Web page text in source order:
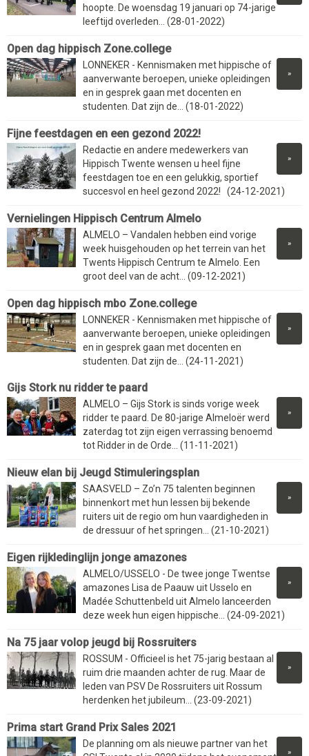
hoopte. De woensdag 19 januari op 74-jarige
leeftijd overleden... (28-01-2022)
Open dag hippisch Zone.college
»
LONNEKER - Kennismaken met hippische of
aanverwante beroepen, unieke opleidingen
en in gesprek gaan met docenten en
studenten. Dat zijn de... (18-01-2022)
Fijne feestdagen en een gezond 2022!
»
Redactie en andere medewerkers van
Hippisch Twente wensen u heel fijne
feestdagen toe en een gelukkig, sportief
succesvol en heel gezond 2022! (24-12-2021)
Vernielingen Hippisch Centrum Almelo
»
ALMELO – Vandalen hebben eind vorige
week huisgehouden op het terrein van het
Twents Hippisch Centrum te Almelo. Een
groot deel van de acht... (09-12-2021)
Open dag hippisch mbo Zone.college
»
LONNEKER - Kennismaken met hippische of
aanverwante beroepen, unieke opleidingen
en in gesprek gaan met docenten en
studenten. Dat zijn de... (24-11-2021)
Gijs Stork nu ridder te paard
»
ALMELO – Gijs Stork is sinds vorige week
ridder te paard. De 80-jarige Almeloër werd
zaterdag tot zijn eigen verrassing benoemd
tot Ridder in de Orde... (11-11-2021)
Nieuw elan bij Jeugd Stimuleringsplan
»
SAASVELD – Zo’n 75 talenten beginnen
binnenkort met hun lessen bij bekende
ruiters uit de regio om hun vaardigheden in
de dressuur of het springen... (21-10-2021)
Eigen rijkledinglijn jonge amazones
»
ALMELO/USSELO - De twee jonge Twentse
amazones Lisa de Paauw uit Usselo en
Madée Schuttenbeld uit Almelo lanceerden
deze week hun eigen hippische... (24-09-2021)
Na 75 jaar volop jeugd bij Rossruiters
»
ROSSUM - Officieel is het 75-jarig bestaan al
ruim drie maanden achter de rug. Maar de
leden van PSV De Rossruiters uit Rossum
herdenken het jubileum... (23-09-2021)
Prima start Grand Prix Sales 2021
»
De planning om als nieuwe partner van het